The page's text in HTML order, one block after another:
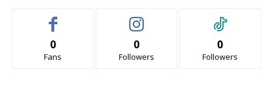
0
Fans
0
Followers
0
Followers